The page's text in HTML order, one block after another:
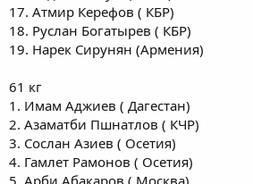
17. Атмир Керефов ( КБР)
18. Руслан Богатырев ( КБР)
19. Нарек Сирунян (Армения)
61 кг
1. Имам Аджиев ( Дагестан)
2. Азаматби Пшнатлов ( КЧР)
3. Сослан Азиев ( Осетия)
4. Гамлет Рамонов ( Осетия)
5. Арби Абакаров ( Москва)